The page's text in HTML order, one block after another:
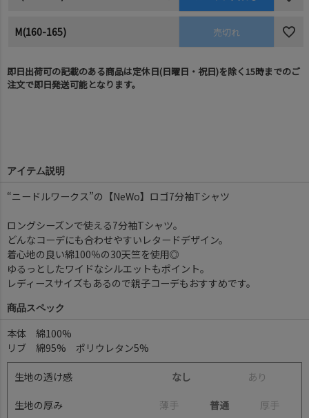
M(160-165) 売切れ
即日出荷可の記載のある商品は定休日(日曜日・祝日)を除く15時までのご
注文で即日発送可能となります。
アイテム説明
“ニードルワークス”の【NeWo】ロゴ7分袖Tシャツ
ロングシーズンで使える7分袖Tシャツ。
どんなコーデにも合わせやすいレタードデザイン。
着心地の良い綿100％の30天竺を使用◎
ゆるっとしたワイドなシルエットもポイント。
レディースサイズもあるので親子コーデもおすすめです。
商品スペック
本体 綿100%
リブ 綿95% ポリウレタン5%
生地の透け感 なし あ り
生地の厚み 薄手 普通 厚手